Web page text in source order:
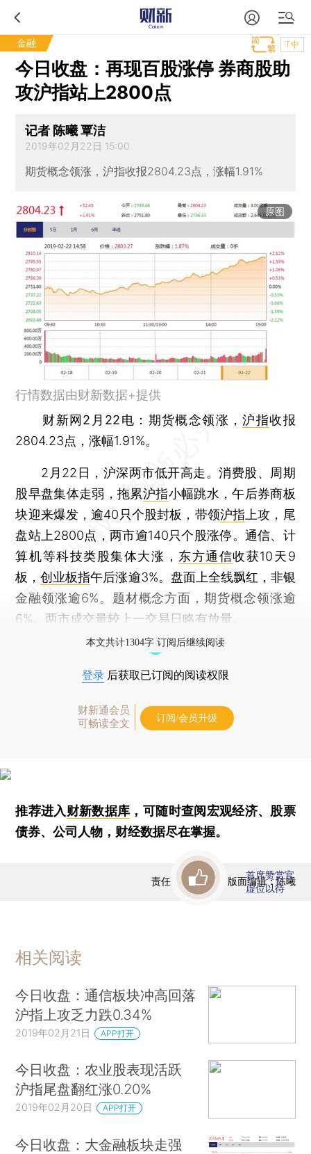
金融 T中
今日收盘：再现百股涨停 券商股助
攻沪指站上2800点
记者 陈曦 覃洁
2019年02月22日 15:00
期货概念领涨，沪指收报2804.23点，涨幅1.91%
原图
行情数据由财新数据+提供
财新网2月22电 ：期货概念领涨，沪指收报
2804.23点，涨幅1.91%。
2月22日，沪深两市低开高走。消费股、周期
股早盘集体走弱，拖累沪指小幅跳水，午后券商板
块迎来爆发，逾40只个股封板，带领沪指 上攻，尾
盘站上2800点，两市逾140只个股涨停。通信、计
算机等科技类股集体大涨， 东方通信收获10天9
板，创业板指午后涨逾3%。盘面上全线飘红，非银
金融领涨逾6%。题材概念方面，期货概念领涨逾
6%。两市成交量较上一交易日略有放量。
本文共计1304字 订阅后继续阅读
登录 后获取已订阅的阅读权限
财新通会员
可畅读全文
订阅/会员升级
推荐进入财新数据库 ，可随时查阅宏观经济、股票
债券、公司人物，财经数据尽在掌握。
责任编辑：覃洁 | 版面编辑：陈曦
首席赞赏官
虚位以待
相关阅读
今日收盘：通信板块冲高回落
沪指上攻乏力跌0.34%
2019年02月21日 APP打开
今日收盘：农业股表现活跃
沪指尾盘翻红涨0.20%
2019年02月20日 APP打开
今日收盘：大金融板块走强